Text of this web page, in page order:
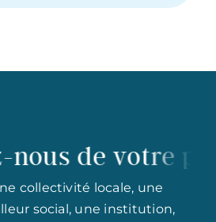
de votre projet
collectivité locale, une
social, une institution,